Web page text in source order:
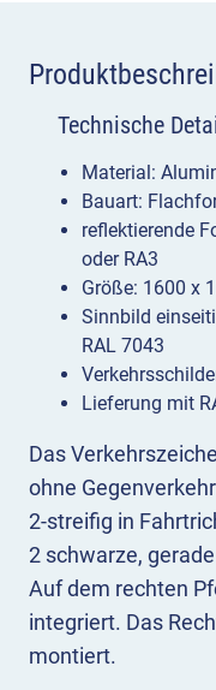
Das
ohne
2-streifig in
2 schwarze,
Auf dem rechten
integriert. Das
montiert.
Technische
Material:
Bauart:
reflektierende
oder RA3
Größe: 1600 x
Sinnbild
RAL 7043
Lieferung mit